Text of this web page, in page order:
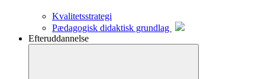
Kvalitetsstrategi
Pædagogisk didaktisk grundlag
Efteruddannelse